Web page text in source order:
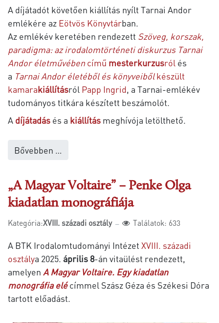
A díjátadót követően kiállítás nyílt Tarnai Andor
emlékére az Eötvös Könyvtárban.
Az emlékév keretében rendezett Szöveg, korszak,
paradigma: az irodalomtörténeti diskurzus Tarnai
Andor életművébencímű mesterkurzusról és
a Tarnai Andor életéből és könyveibőlkészült
kamarakiállításról Papp Ingrid, a Tarnai-emlékév
tudományos titkára készített beszámolót.
A díjátadásés a kiállításmeghívója letölthető.
Bővebben …
„A Magyar Voltaire” – Penke Olga
kiadatlan monográfiája
Kategória:XVIII. századi osztály Találatok: 633
A BTK Irodalomtudományi Intézet XVIII. századi
osztálya 2025. április8-án vitaülést rendezett,
amelyen A Magyar Voltaire. Egy kiadatlan
monográfia elécímmel Szász Géza és Székesi Dóra
tartott előadást.